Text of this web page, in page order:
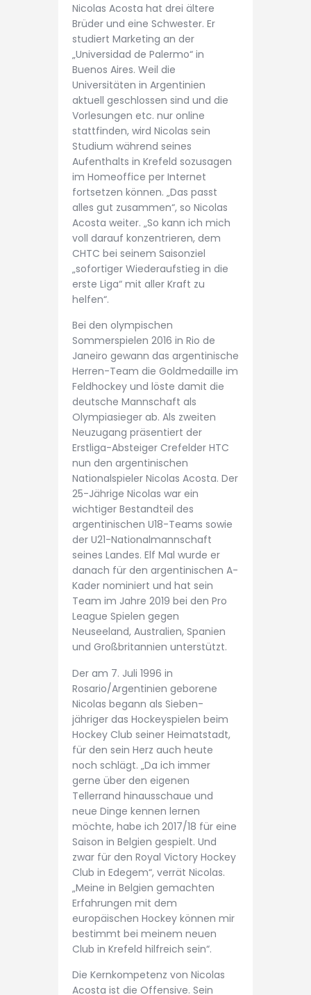
Nicolas Acosta hat drei ältere
Brüder und eine Schwester. Er
studiert Marketing an der
„Universidad de Palermo“ in
Buenos Aires. Weil die
Universitäten in Argentinien
aktuell geschlossen sind und die
Vorlesungen etc. nur online
stattfinden, wird Nicolas sein
Studium während seines
Aufenthalts in Krefeld sozusagen
im Homeoffice per Internet
fortsetzen können. „Das passt
alles gut zusammen“, so Nicolas
Acosta weiter. „So kann ich mich
voll darauf konzentrieren, dem
CHTC bei seinem Saisonziel
„sofortiger Wiederaufstieg in die
erste Liga“ mit aller Kraft zu
helfen“.
Bei den olympischen
Sommerspielen 2016 in Rio de
Janeiro gewann das argentinische
Herren-Team die Goldmedaille im
Feldhockey und löste damit die
deutsche Mannschaft als
Olympiasieger ab. Als zweiten
Neuzugang präsentiert der
Erstliga-Absteiger Crefelder HTC
nun den argentinischen
Nationalspieler Nicolas Acosta. Der
25-Jährige Nicolas war ein
wichtiger Bestandteil des
argentinischen U18-Teams sowie
der U21-Nationalmannschaft
seines Landes. Elf Mal wurde er
danach für den argentinischen A-
Kader nominiert und hat sein
Team im Jahre 2019 bei den Pro
League Spielen gegen
Neuseeland, Australien, Spanien
und Großbritannien unterstützt.
Der am 7. Juli 1996 in
Rosario/Argentinien geborene
Nicolas begann als Sieben-
jähriger das Hockeyspielen beim
Hockey Club seiner Heimatstadt,
für den sein Herz auch heute
noch schlägt. „Da ich immer
gerne über den eigenen
Tellerrand hinausschaue und
neue Dinge kennen lernen
möchte, habe ich 2017/18 für eine
Saison in Belgien gespielt. Und
zwar für den Royal Victory Hockey
Club in Edegem“, verrät Nicolas.
„Meine in Belgien gemachten
Erfahrungen mit dem
europäischen Hockey können mir
bestimmt bei meinem neuen
Club in Krefeld hilfreich sein“.
Die Kernkompetenz von Nicolas
Acosta ist die Offensive. Sein